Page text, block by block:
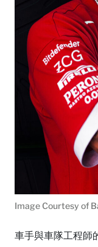
Image Courtesy of
車手與車隊工程師